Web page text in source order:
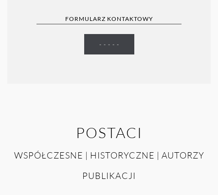
FORMULARZ KONTAKTOWY
- - - - -
POSTACI
WSPÓŁCZESNE | HISTORYCZNE | AUTORZY
PUBLIKACJI